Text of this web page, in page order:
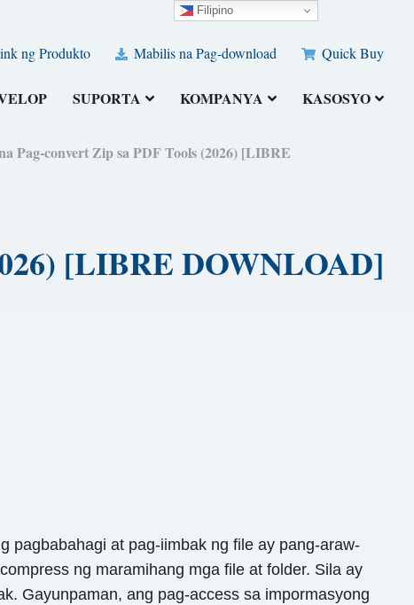
ng Produkto Mabilis na Pag-download Quick Buy
SUPORTA KOMPANYA KASOSYO
Pag-convert Zip sa PDF Tools (2026) [LIBRE
[LIBRE DOWNLOAD]
pagbabahagi at pag-iimbak ng file ay pang-araw-
ng maramihang mga file at folder. Sila ay
Gayunpaman, ang pag-access sa impormasyong
Filipino